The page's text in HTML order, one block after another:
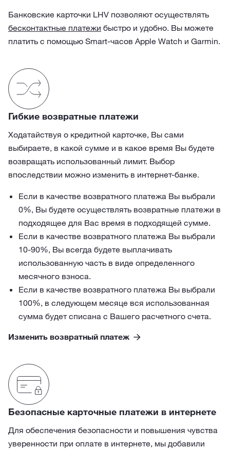
Банковские карточки LHV позволяют осуществлять
бесконтактные платежи быстро и удобно. Вы можете
платить с помощью Smart-часов Apple Watch и Garmin.
Гибкие возвратные платежи
Ходатайствуя о кредитной карточке, Вы сами
выбираете, в какой сумме и в какое время Вы будете
возвращать использованный лимит. Выбор
впоследствии можно изменить в интернет-банке.
Если в качестве возвратного платежа Вы выбрали
0%, Вы будете осуществлять возвратные платежи в
подходящее для Вас время в подходящей сумме.
Если в качестве возвратного платежа Вы выбрали
10-90%, Вы всегда будете выплачивать
использованную часть в виде определенного
месячного взноса.
Если в качестве возвратного платежа Вы выбрали
100%, в следующем месяце вся использованная
сумма будет списана с Вашего расчетного счета.
Изменить возвратный платеж
Безопасные карточные платежи в интернете
Для обеспечения безопасности и повышения чувства
уверенности при оплате в интернете, мы добавили